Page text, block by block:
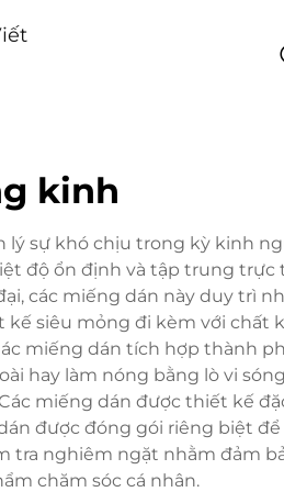
kinh
lý sự khó chịu trong kỳ kinh
độ ổn định và tập trung trực
các miếng dán này duy trì
kế siêu mỏng đi kèm với chất
miếng dán tích hợp thành
hay làm nóng bằng lò vi
miếng dán được thiết kế
được đóng gói riêng biệt
tra nghiêm ngặt nhằm đảm
chăm sóc cá nhân.